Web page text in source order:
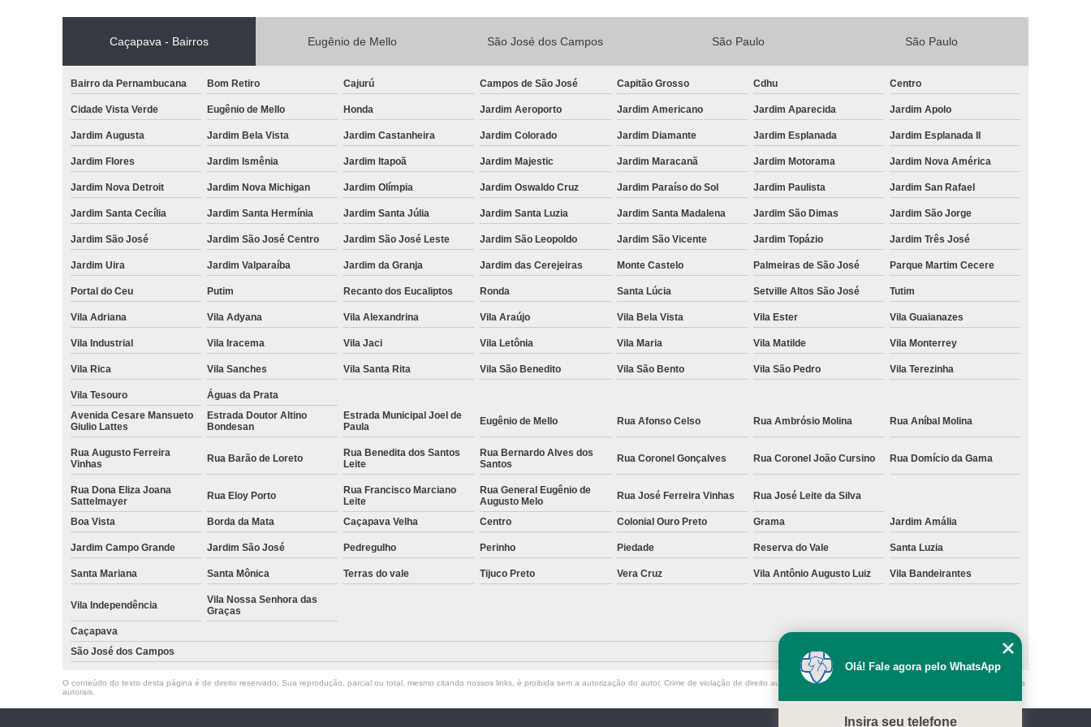
Veterinario 24hs
Veterinária 24h
Veterinária 24h Perto de Mim
Veterinário 24 Horas
Veterinário 24 Horas Mais Próximo
Veterinário 24 Horas Perto de Mim
Veterinário 24h
Veterinário 24h Perto de Mim
Veterinário 24hrs
Vet Popular 24 Horas
Veterinario a Preço Popular
Veterinária Popular
Veterinária Popular 24 Horas
Veterinário 24 Horas Popular
Veterinário Popular
Veterinário Popular 24 Horas
Veterinário Popular 24h
Veterinário Popular Perto de Mim Veterinário Preço Popular
Caçapava - Bairros Eugênio de Mello São José dos Campos São Paulo São Paulo
Bairro da Pernambucana Bom Retiro Cajurú Campos de São José Capitão Grosso Cdhu Centro
Cidade Vista Verde Eugênio de Mello Honda Jardim Aeroporto Jardim Americano Jardim Aparecida Jardim Apolo
Jardim Augusta Jardim Bela Vista Jardim Castanheira Jardim Colorado Jardim Diamante Jardim Esplanada Jardim Esplanada II
Jardim Flores Jardim Ismênia Jardim Itapoã Jardim Majestic Jardim Maracanã Jardim Motorama Jardim Nova América
Jardim Nova Detroit Jardim Nova Michigan Jardim Olímpia Jardim Oswaldo Cruz Jardim Paraíso do Sol Jardim Paulista Jardim San Rafael
Jardim Santa Cecília Jardim Santa Hermínia Jardim Santa Júlia Jardim Santa Luzia Jardim Santa Madalena Jardim São Dimas Jardim São Jorge
Jardim São José Jardim São José Centro Jardim São José Leste Jardim São Leopoldo Jardim São Vicente Jardim Topázio Jardim Três José
Jardim Uira Jardim Valparaíba Jardim da Granja Jardim das Cerejeiras Monte Castelo Palmeiras de São José Parque Martim Cecere
Portal do Ceu Putim Recanto dos Eucaliptos Ronda Santa Lúcia Setville Altos São José Tutim
Vila Adriana Vila Adyana Vila Alexandrina Vila Araújo Vila Bela Vista Vila Ester Vila Guaianazes
Vila Industrial Vila Iracema Vila Jaci Vila Letônia Vila Maria Vila Matilde Vila Monterrey
Vila Rica Vila Sanches Vila Santa Rita Vila São Benedito Vila São Bento Vila São Pedro Vila Terezinha
Vila Tesouro
Águas da Prata
Avenida Cesare Mansueto
Giulio Lattes
Estrada Doutor Altino
Bondesan
Estrada Municipal Joel de
Paula
Eugênio de Mello Rua Afonso Celso Rua Ambrósio Molina Rua Aníbal Molina
Rua Augusto Ferreira
Vinhas
Rua Barão de Loreto
Rua Benedita dos Santos
Leite
Rua Bernardo Alves dos
Santos
Rua Coronel Gonçalves Rua Coronel João Cursino Rua Domício da Gama
Rua Dona Eliza Joana
Sattelmayer
Rua Eloy Porto
Rua Francisco Marciano
Leite
Rua General Eugênio de
Augusto Melo
Rua José Ferreira Vinhas Rua José Leite da Silva
Boa Vista Borda da Mata Caçapava Velha Centro Colonial Ouro Preto Grama Jardim Amália
Jardim Campo Grande Jardim São José Pedregulho Perinho Piedade Reserva do Vale Santa Luzia
Santa Mariana Santa Mônica Terras do vale Tijuco Preto Vera Cruz Vila Antônio Augusto Luiz Vila Bandeirantes
Vila Independência
Vila Nossa Senhora das
Graças
Caçapava
São José dos Campos
O conteúdo do texto desta página é de direito reservado. Sua reprodução, parcial ou total, mesmo citando nossos links, é proibida sem a autorização do autor. Crime de violação de direito autoral – artigo 184 do Código Penal –
Lei 9610/98 - Lei de direitos
autorais
Olá! Fale agora pelo WhatsApp
Insira seu telefone